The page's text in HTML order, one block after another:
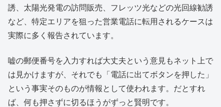
誘、太陽光発電の訪問販売、フレッツ光などの光回線勧誘
など、特定エリアを狙った営業電話に転用されるケースは
実際に多く報告されています。
嘘の郵便番号を入力すれば大丈夫という意見もネット上で
は見かけますが、それでも「電話に出てボタンを押した」
という事実そのものが情報として使われます。だとすれ
ば、何も押さずに切るほうがずっと賢明です。